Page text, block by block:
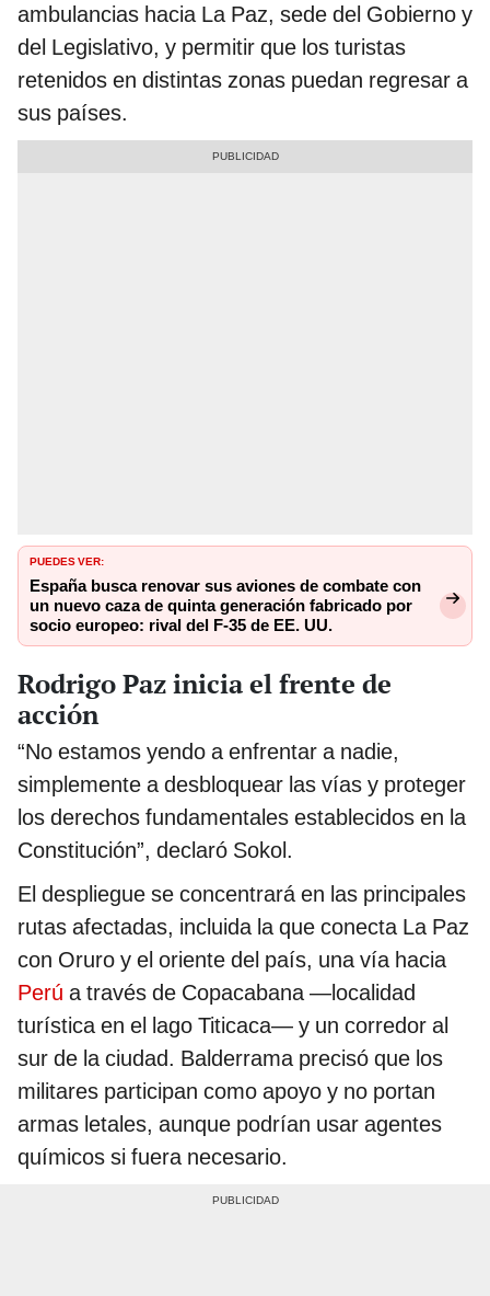
ambulancias hacia La Paz, sede del Gobierno y
del Legislativo, y permitir que los turistas
retenidos en distintas zonas puedan regresar a
sus países.
PUEDES VER:
España busca renovar sus aviones de combate con
un nuevo caza de quinta generación fabricado por
socio europeo: rival del F-35 de EE. UU.
Rodrigo Paz inicia el frente de
acción
“No estamos yendo a enfrentar a nadie,
simplemente a desbloquear las vías y proteger
los derechos fundamentales establecidos en la
Constitución”, declaró Sokol.
El despliegue se concentrará en las principales
rutas afectadas, incluida la que conecta La Paz
con Oruro y el oriente del país, una vía hacia
Perú a través de Copacabana —localidad
turística en el lago Titicaca— y un corredor al
sur de la ciudad. Balderrama precisó que los
militares participan como apoyo y no portan
armas letales, aunque podrían usar agentes
químicos si fuera necesario.